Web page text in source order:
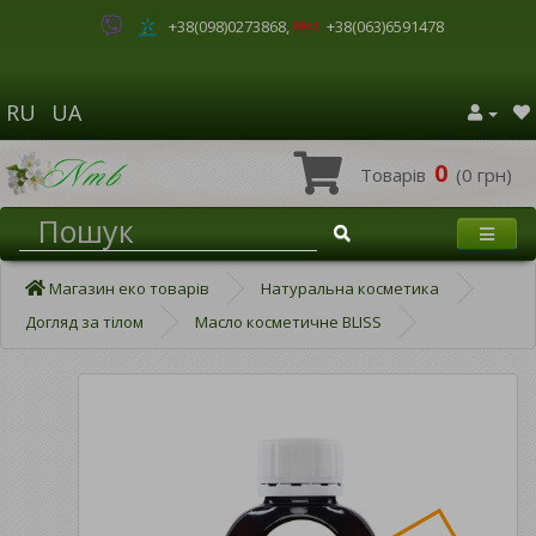
+38(098)0273868, +38(063)6591478
RU UA
Товарів 0 (0 грн)
Магазин еко товарів
Натуральна косметика
Догляд за тілом
Масло косметичне BLISS